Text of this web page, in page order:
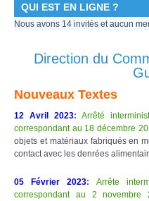
QUI EST EN LIGNE ?
Nous avons 14 invités et aucun
Direction du
Nouveaux Textes
12 Avril 2023: Arrêté
correspondant au 18 décembre
objets et matériaux fabriqués en
contact avec les denrées
05 Février 2023:
Arrête
correspondant au 2 novembre